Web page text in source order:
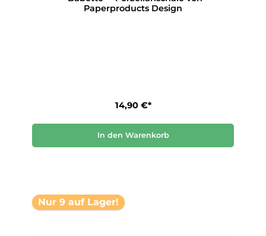
Paperproducts Design
14,90 €*
In den Warenkorb
Nur 9 auf Lager!